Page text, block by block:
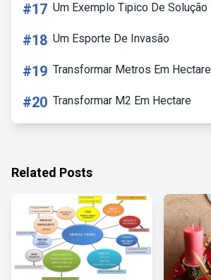
#17 Um Exemplo Tipico De
#18 Um Esporte De Invasão
#19 Transformar Metros Em Hectare
#20 Transformar M2 Em Hectare
Related Posts